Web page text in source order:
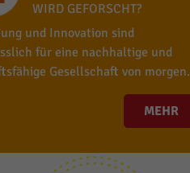
WIRD GEFORSCHT?
und Innovation sind
für eine nachhaltige und
Gesellschaft von morgen.
MEHR